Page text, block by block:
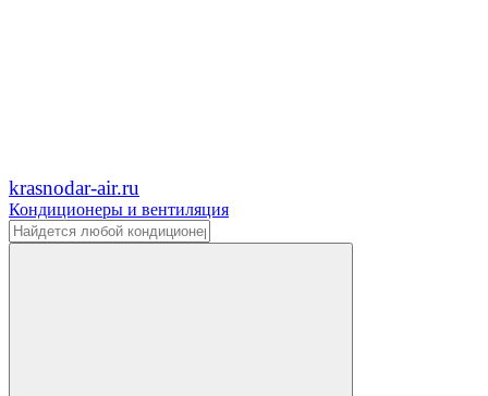
krasnodar-air.ru
Кондиционеры и вентиляция